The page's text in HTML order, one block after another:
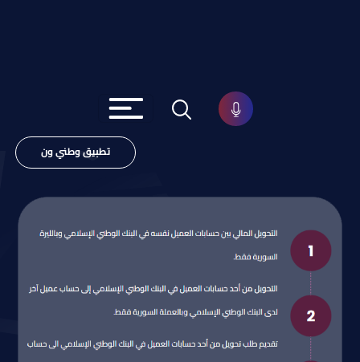
تطبيق وطني ون